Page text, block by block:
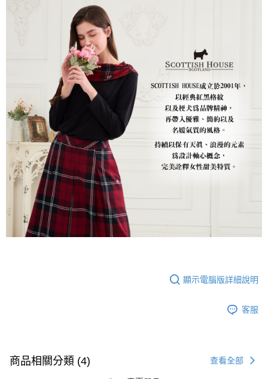
顯示電腦版詳細說明
客服
商品相關分類 (4) 查看全部